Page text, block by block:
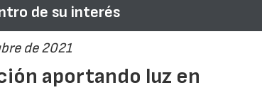
de su interés
de 2021
aportando luz en